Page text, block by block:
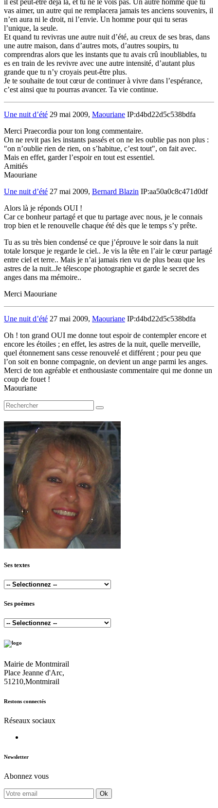
vas aimer, un autre qui ne remplacera jamais tes anciens souvenirs, il
n’en aura ni le droit, ni l’envie. Un homme pour qui tu seras
l’unique, la seule.
Et quand tu revivras une autre nuit d’été, au creux de ses bras, dans
une autre maison, dans d’autres mots, d’autres soupirs, tu
comprendras alors que les instants que tu avais crû inoubliables, tu
es en train de les revivre avec une autre intensité, d’autant plus
grande que tu n’y croyais peut-être plus.
Je te souhaite de tout cœur de continuer à vivre dans l’espérance,
c’est ainsi que tu pourras avancer. Ta vie continue.
Une nuit d’été 29 mai 2009, Maouriane IP:d4bd22d5c538bdfa
Merci Praecordia pour ton long commentaire.
On ne revit pas les instants passés et on ne les oublie pas non plus :
"on n’oublie rien de rien, on s’habitue, c’est tout", on fait avec.
Mais en effet, garder l’espoir en tout est essentiel.
Amitiés
Maouriane
Une nuit d’été 27 mai 2009, Bernard Blazin IP:aa50a0c8c471d0df
Alors là je réponds OUI !
Car ce bonheur partagé et que tu partage avec nous, je le connais
trop bien et le renouvelle chaque été dès que le temps s’y prête.
Tu as su très bien condensé ce que j’éprouve le soir dans la nuit
totale lorsque je regarde le ciel.. Je vis la tête en l’air le cœur partagé
entre ciel et terre.. Mais je n’ai jamais rien vu de plus beau que les
astres de la nuit..Je télescope photographie et garde le secret des
anges dans ma mémoire..
Merci Maouriane
Une nuit d’été 27 mai 2009, Maouriane IP:d4bd22d5c538bdfa
Oh ! ton grand OUI me donne tout espoir de contempler encore et
encore les étoiles ; en effet, les astres de la nuit, quelle merveille,
quel étonnement sans cesse renouvelé et différent ; pour peu que
l’on soit en bonne compagnie, on devient un ange parmi les anges.
Merci de ton agréable et enthousiaste commentaire qui me donne un
coup de fouet !
Maouriane
Ses textes
Ses poèmes
Mairie de Montmirail
Place Jeanne d'Arc,
51210,Montmirail
Restons connectés
Réseaux sociaux
Newsletter
Abonnez vous
Ok